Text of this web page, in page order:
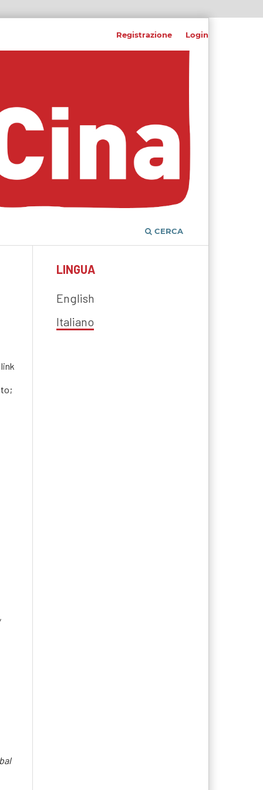
CERCA
Registrazione Login
LINGUA
English
Italiano